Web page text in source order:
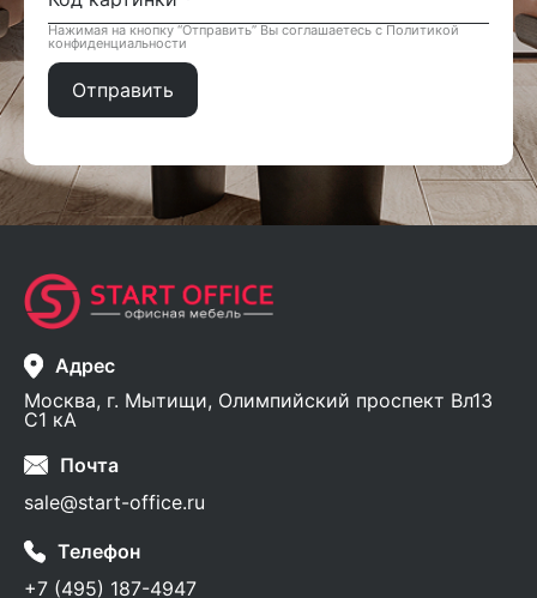
Нажимая на кнопку “Отправить” Вы соглашаетесь с Политикой
конфиденциальности
Адрес
Москва, г. Мытищи, Олимпийский проспект Вл13
С1 кА
Почта
sale@start-office.ru
Телефон
+7 (495) 187-4947